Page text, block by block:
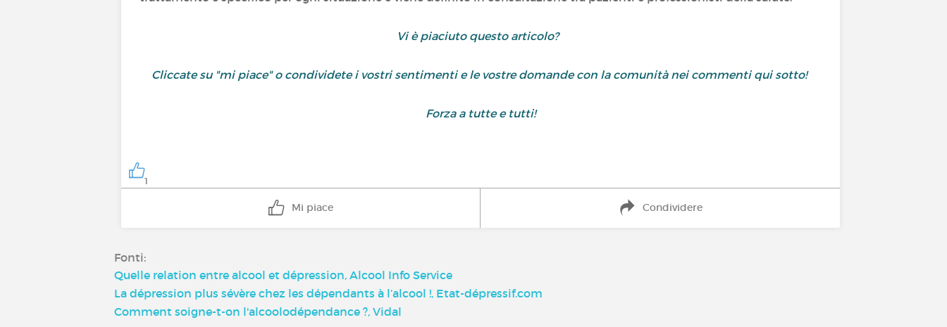
Vi è piaciuto questo articolo?
Cliccate su "mi piace" o condividete i vostri sentimenti e le vostre domande con la comunità nei commenti qui sotto!
Forza a tutte e tutti!
1
Mi piace Condividere
Fonti:
Quelle relation entre alcool et dépression, Alcool Info Service
La dépression plus sévère chez les dépendants à l’alcool !, Etat-dépressif.com
Comment soigne-t-on l'alcoolodépendance ?, Vidal